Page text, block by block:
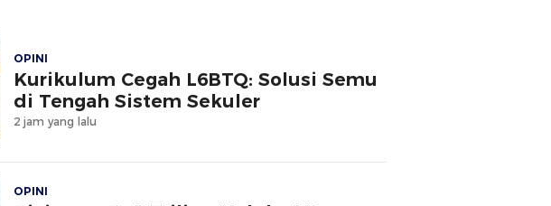
OPINI
Kurikulum Cegah L6BTQ: Solusi Semu
di Tengah Sistem Sekuler
2 jam yang lalu
OPINI